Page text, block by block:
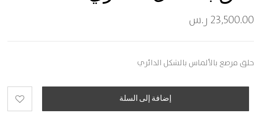
23,500.00 ر.س
حلق مرصع بالألماس بالشكل الدائري
إضافة إلى السلة